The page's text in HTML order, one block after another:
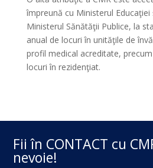
împreună cu Ministerul Educaţiei
Ministerul Sănătăţii Publice, la
anual de locuri în unităţile de
profil medical acreditate,
locuri în rezidenţiat.
Fii în CONTACT cu
nevoie!